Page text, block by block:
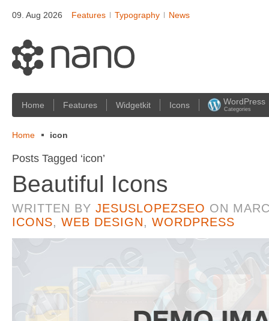
09. Aug 2026 Features Typography News
Home Features Widgetkit Icons WordPress
Categories
Home icon
Posts Tagged ‘icon’
Beautiful Icons
WRITTEN BY JESUSLOPEZSEO ON
ICONS, WEB DESIGN, WORDPRESS